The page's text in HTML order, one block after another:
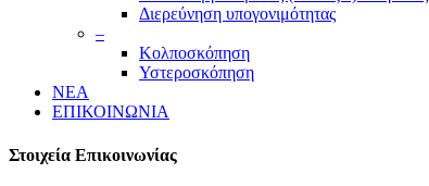
Διερεύνηση υπογονιμότητας
–
Κολποσκόπηση
Υστεροσκόπηση
ΝΕΑ
ΕΠΙΚΟΙΝΩΝΙΑ
Στοιχεία Επικοινωνίας